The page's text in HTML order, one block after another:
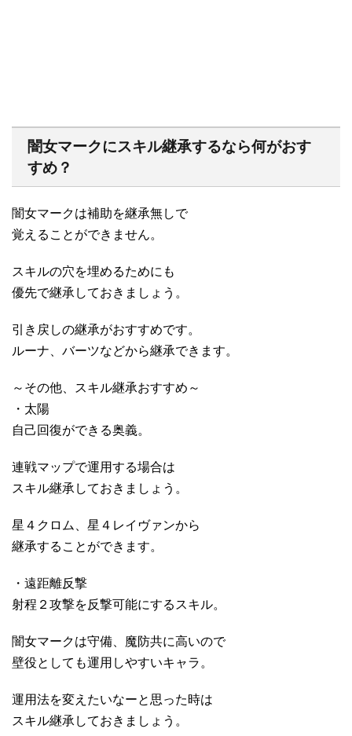
闇女マークにスキル継承するなら何がおす
すめ？
闇女マークは補助を継承無しで
覚えることができません。
スキルの穴を埋めるためにも
優先で継承しておきましょう。
引き戻しの継承がおすすめです。
ルーナ、バーツなどから継承できます。
～その他、スキル継承おすすめ～
・太陽
自己回復ができる奥義。
連戦マップで運用する場合は
スキル継承しておきましょう。
星４クロム、星４レイヴァンから
継承することができます。
・遠距離反撃
射程２攻撃を反撃可能にするスキル。
闇女マークは守備、魔防共に高いので
壁役としても運用しやすいキャラ。
運用法を変えたいなーと思った時は
スキル継承しておきましょう。